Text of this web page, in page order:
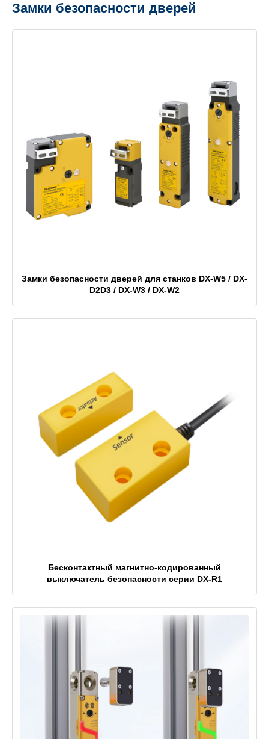
Замки безопасности дверей
Замки безопасности дверей для станков DX-W5 / DX-
D2D3 / DX-W3 / DX-W2
Бесконтактный магнитно-кодированный
выключатель безопасности серии DX-R1